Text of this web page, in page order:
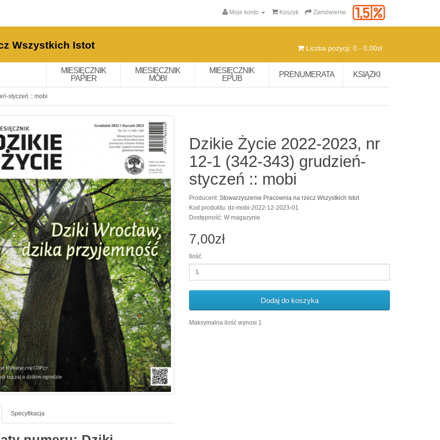
Moje konto Koszyk Zamówienie
Wszystkich Istot Liczba pozycji: 0 - 0,00zł
MIESIĘCZNIK
PAPIER
MIESIĘCZNIK
MOBI
MIESIĘCZNIK
EPUB
PRENUMERATA KSIĄŻKI
styczeń :: mobi
Specyfikacja
Dzikie Życie 2022-2023, nr
12-1 (342-343) grudzień-
styczeń :: mobi
Producent:Stowarzyszenie Pracownia na rzecz Wszystkich Istot
Kod produktu: dz-mobi-2022-12-2023-01
Dostępność: W magazynie
7,00zł
Ilość
Dodaj do koszyka
Maksymalna ilość wynosi 1